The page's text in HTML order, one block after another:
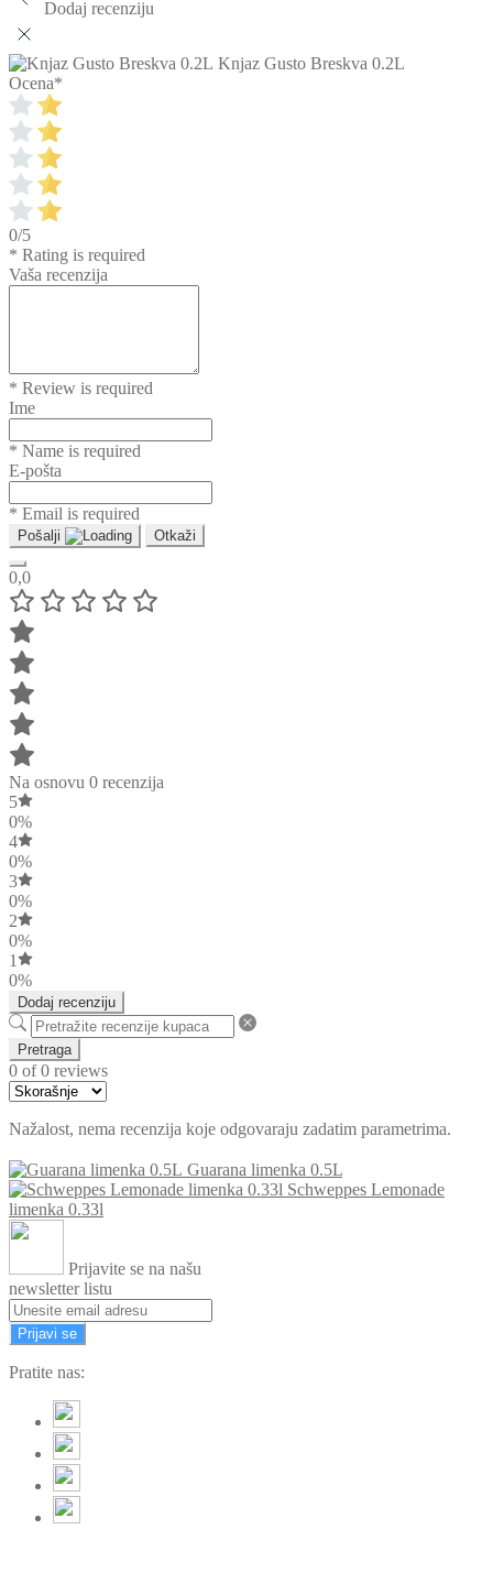
Dodaj recenziju
Knjaz Gusto Breskva 0.2L
Ocena*
0/5
* Rating is required
Vaša recenzija
* Review is required
Ime
* Name is required
E-pošta
* Email is required
Pošalji Otkaži
0,0
Na osnovu 0 recenzija
5
0%
4
0%
3
0%
2
0%
1
0%
Dodaj recenziju
Pretraga
0 of 0 reviews
Nažalost, nema recenzija koje odgovaraju zadatim parametrima.
Guarana limenka 0.5L
Schweppes Lemonade
limenka 0.33l
Prijavite se na našu
newsletter listu
Prijavi se
Pratite nas: